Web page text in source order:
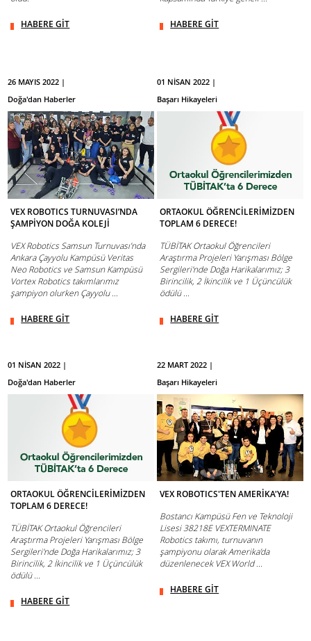
HABERE GİT HABERE GİT
26 MAYIS 2022 |
Doğa'dan Haberler
VEX ROBOTICS TURNUVASI’NDA
ŞAMPİYON DOĞA KOLEJİ
VEX Robotics Samsun Turnuvası’nda
Ankara Çayyolu Kampüsü Veritas
Neo Robotics ve Samsun Kampüsü
Vortex Robotics takımlarımız
şampiyon olurken Çayyolu ...
HABERE GİT
01 NİSAN 2022 |
Başarı Hikayeleri
ORTAOKUL ÖĞRENCİLERİMİZDEN
TOPLAM 6 DERECE!
TÜBİTAK Ortaokul Öğrencileri
Araştırma Projeleri Yarışması Bölge
Sergileri'nde Doğa Harikalarımız; 3
Birincilik, 2 İkincilik ve 1 Üçüncülük
ödülü ...
HABERE GİT
01 NİSAN 2022 |
Doğa'dan Haberler
ORTAOKUL ÖĞRENCİLERİMİZDEN
TOPLAM 6 DERECE!
TÜBİTAK Ortaokul Öğrencileri
Araştırma Projeleri Yarışması Bölge
Sergileri'nde Doğa Harikalarımız; 3
Birincilik, 2 İkincilik ve 1 Üçüncülük
ödülü ...
HABERE GİT
22 MART 2022 |
Başarı Hikayeleri
VEX ROBOTICS'TEN AMERİKA'YA!
Bostancı Kampüsü Fen ve Teknoloji
Lisesi 38218E VEXTERMINATE
Robotics takımı, turnuvanın
şampiyonu olarak Amerika’da
düzenlenecek VEX World ...
HABERE GİT